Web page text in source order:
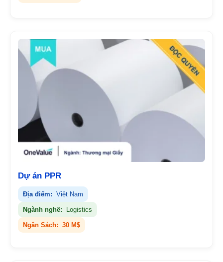
Dự án PPR
Địa điểm: Việt Nam
Ngành nghề: Logistics
Ngân Sách: 30 M$